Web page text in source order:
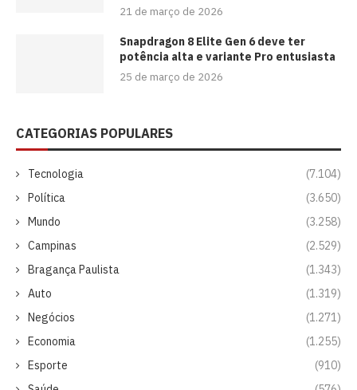
21 de março de 2026
Snapdragon 8 Elite Gen 6 deve ter
potência alta e variante Pro entusiasta
25 de março de 2026
CATEGORIAS POPULARES
Tecnologia
(7.104)
Política
(3.650)
Mundo
(3.258)
Campinas
(2.529)
Bragança Paulista
(1.343)
Auto
(1.319)
Negócios
(1.271)
Economia
(1.255)
Esporte
(910)